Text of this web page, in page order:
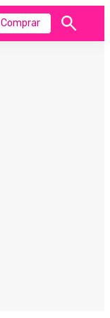
Comprar
Mostrar